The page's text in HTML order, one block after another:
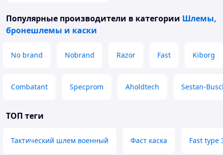
Популярные производители в категории Шлемы,
бронешлемы и каски
No brand Nobrand Razor Fast Kiborg
Combatant Specprom Aholdtech Sestan-
ТОП теги
Тактический шлем военный Фаст каска Fast type